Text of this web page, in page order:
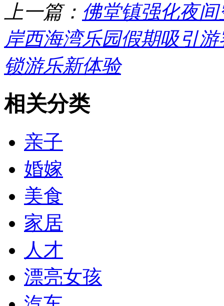
上一篇： 佛堂镇强化夜
岸西海湾乐园假期吸引
锁游乐新体验
相关分类
亲子
婚嫁
美食
家居
人才
漂亮女孩